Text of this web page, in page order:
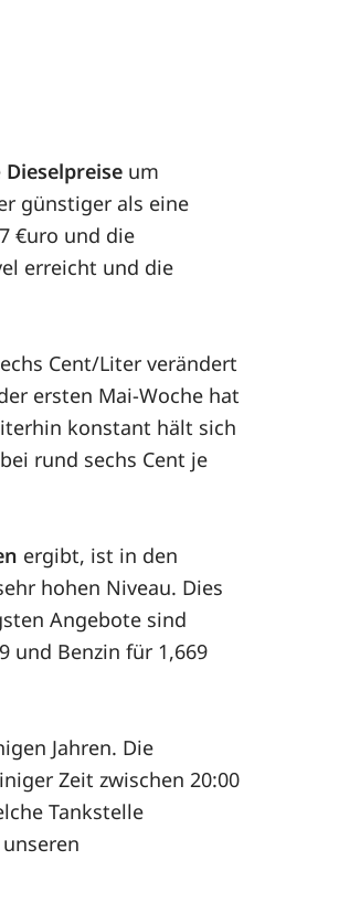
Dieselpreise um
günstiger als eine
€uro und die
erreicht und die
Cent/Liter verändert
ersten Mai-Woche hat
konstant hält sich
rund sechs Cent je
ergibt, ist in den
hohen Niveau. Dies
Angebote sind
und Benzin für 1,669
Jahren. Die
Zeit zwischen 20:00
Tankstelle